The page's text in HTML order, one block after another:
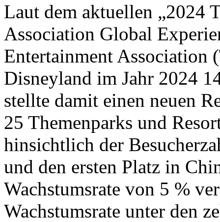
Laut dem aktuellen „2024
Association Global
Entertainment Association
Disneyland im Jahr 2024
stellte damit einen neuen
25 Themenparks und
hinsichtlich der
und den ersten Platz in
Wachstumsrate von 5 %
Wachstumsrate unter den